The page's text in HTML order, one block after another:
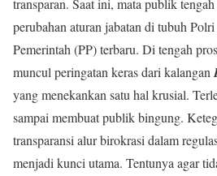
transparan. Saat ini, mata publik
perubahan aturan jabatan di tubuh
Pemerintah (PP) terbaru. Di tengah
muncul peringatan keras dari kalangan
yang menekankan satu hal krusial.
sampai membuat publik bingung.
transparansi alur birokrasi dalam
menjadi kunci utama. Tentunya agar